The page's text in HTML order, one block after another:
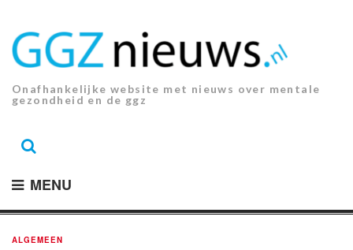
inhoud.
Onafhankelijke website met nieuws over mentale
gezondheid en de ggz
MENU
ALGEMEEN